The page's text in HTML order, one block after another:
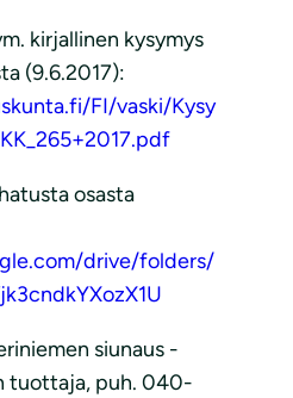
kirjallinen kysymys
(9.6.2017):
FI/vaski/Kysy
osasta
drive/folders/
siunaus -
tuottaja, puh. 040-